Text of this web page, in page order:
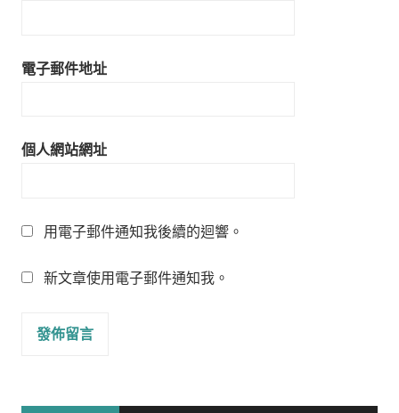
電子郵件地址
個人網站網址
用電子郵件通知我後續的迴響。
新文章使用電子郵件通知我。